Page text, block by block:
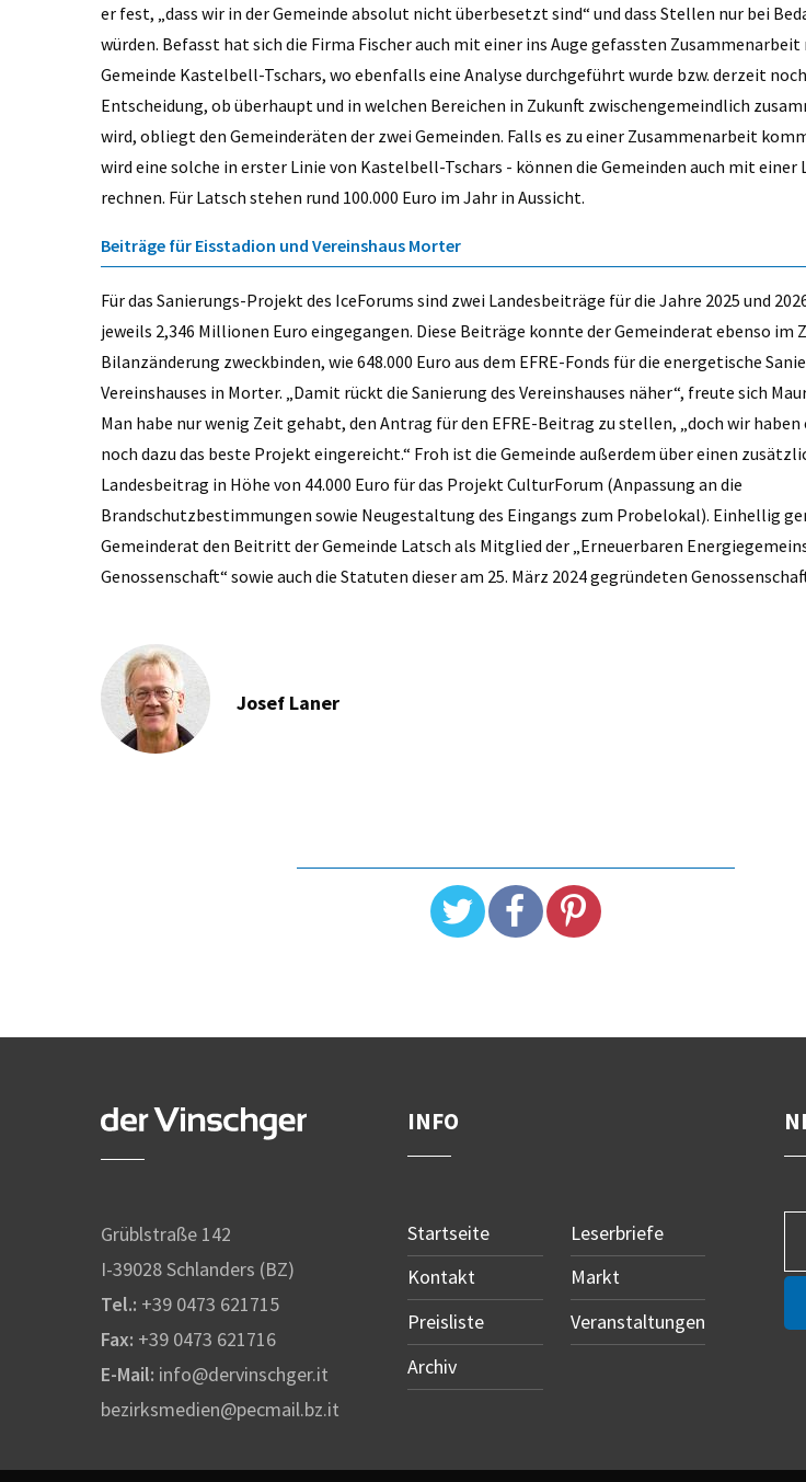
er fest, „dass wir in der Gemeinde absolut nicht überbesetzt sind“ und dass Stellen nur bei
würden. Befasst hat sich die Firma Fischer auch mit einer ins Auge gefassten
Gemeinde Kastelbell-Tschars, wo ebenfalls eine Analyse durchgeführt wurde bzw. derzeit
Entscheidung, ob überhaupt und in welchen Bereichen in Zukunft zwischengemeindlich
wird, obliegt den Gemeinderäten der zwei Gemeinden. Falls es zu einer Zusammenarbeit
wird eine solche in erster Linie von Kastelbell-Tschars - können die Gemeinden auch mit einer
rechnen. Für Latsch stehen rund 100.000 Euro im Jahr in Aussicht.
Beiträge für Eisstadion und Vereinshaus Morter
Für das Sanierungs-Projekt des IceForums sind zwei Landesbeiträge für die Jahre 2025 und
jeweils 2,346 Millionen Euro eingegangen. Diese Beiträge konnte der Gemeinderat ebenso im
Bilanzänderung zweckbinden, wie 648.000 Euro aus dem EFRE-Fonds für die energetische
Vereinshauses in Morter. „Damit rückt die Sanierung des Vereinshauses näher“, freute sich
Man habe nur wenig Zeit gehabt, den Antrag für den EFRE-Beitrag zu stellen, „doch wir haben
noch dazu das beste Projekt eingereicht.“ Froh ist die Gemeinde außerdem über einen
Landesbeitrag in Höhe von 44.000 Euro für das Projekt CulturForum (Anpassung an die
Brandschutzbestimmungen sowie Neugestaltung des Eingangs zum Probelokal). Einhellig
Gemeinderat den Beitritt der Gemeinde Latsch als Mitglied der „Erneuerbaren
Genossenschaft“ sowie auch die Statuten dieser am 25. März 2024 gegründeten
Josef Laner
Grüblstraße 142
I-39028 Schlanders (BZ)
Tel.: +39 0473 621715
Fax: +39 0473 621716
E-Mail: info@dervinschger.it
bezirksmedien@pecmail.bz.it
INFO
Startseite
Kontakt
Preisliste
Archiv
Leserbriefe
Markt
Veranstaltungen